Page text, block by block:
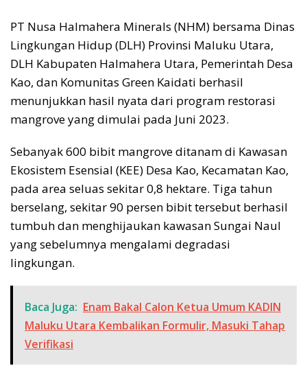
PT Nusa Halmahera Minerals (NHM) bersama Dinas
Lingkungan Hidup (DLH) Provinsi Maluku Utara,
DLH Kabupaten Halmahera Utara, Pemerintah Desa
Kao, dan Komunitas Green Kaidati berhasil
menunjukkan hasil nyata dari program restorasi
mangrove yang dimulai pada Juni 2023.
Sebanyak 600 bibit mangrove ditanam di Kawasan
Ekosistem Esensial (KEE) Desa Kao, Kecamatan Kao,
pada area seluas sekitar 0,8 hektare. Tiga tahun
berselang, sekitar 90 persen bibit tersebut berhasil
tumbuh dan menghijaukan kawasan Sungai Naul
yang sebelumnya mengalami degradasi
lingkungan.
Baca Juga: Enam Bakal Calon Ketua Umum KADIN
Maluku Utara Kembalikan Formulir, Masuki Tahap
Verifikasi